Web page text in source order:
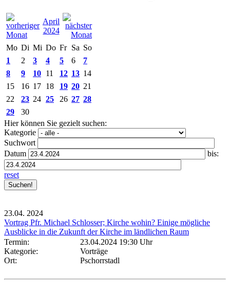
April
2024
Mo Di Mi Do Fr Sa So
1
2 3 4 5 6
7
8
9 10 11 12 13 14
15
16 17 18 19 20 21
22
23 24 25 26 27 28
29
30
Hier können Sie gezielt suchen:
Kategorie
Suchwort
Datum
bis:
reset
23.04. 2024
Vortrag Pfr. Michael Schlosser; Kirche wohin? Einige mögliche
Ausblicke in die Zukunft der Kirche im ländlichen Raum
Termin:
23.04.2024 19:30 Uhr
Kategorie:
Vorträge
Ort:
Pschorrstadl